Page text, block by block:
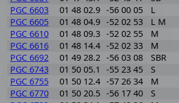
PGC 6603
01 48 02.9 -56 00 05 L
PGC 6605
01 48 04.9 -52 02 53 L M
PGC 6610
01 48 09.3 -52 02 55 M
PGC 6616
01 48 14.4 -52 02 33 M
PGC 6692
01 49 28.2 -56 03 08 SBR
PGC 6743
01 50 05.1 -55 23 45 S
PGC 6755
01 50 12.4 -57 26 34 M
PGC 6770
01 50 20.5 -56 17 40 S